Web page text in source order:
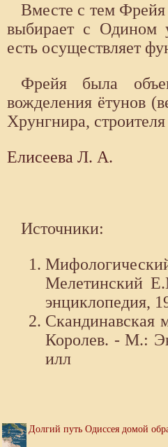
Вместе с тем
выбирает с Одином
есть осуществляет
Фрейя была
вожделения ётунов
Хрунгнира,
Елисеева Л. А.
Источники:
Мелетинский
энциклопедия,
Скандинавская
Королев. - М.:
илл
Долгий путь Одиссея домой